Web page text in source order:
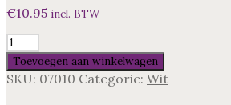
€10.95 incl. BTW
Chardonnay
Grande
Reserve,
Dumanet
Toevoegen aan winkelwagen
SKU: 07010 Categorie: Wit